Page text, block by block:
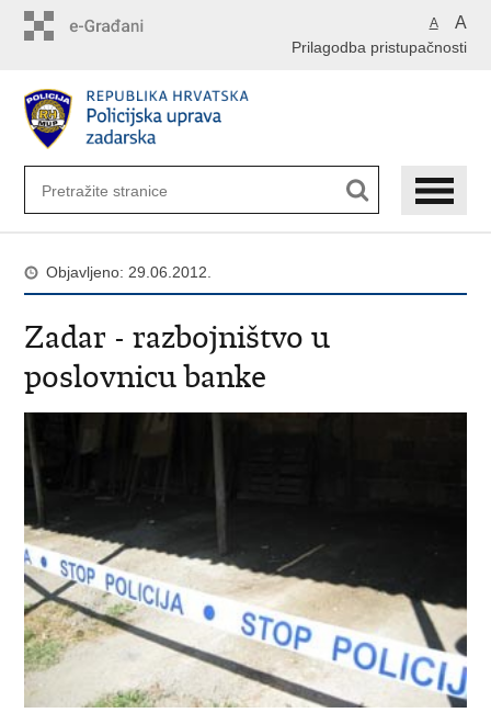
A A
Prilagodba pristupačnosti
Objavljeno: 29.06.2012.
Zadar - razbojništvo u
poslovnicu banke